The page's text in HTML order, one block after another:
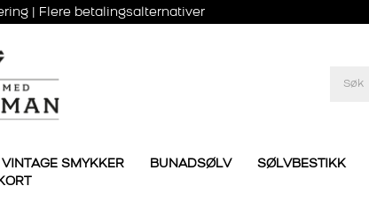
| Flere betalingsalternativer
VINTAGE SMYKKER BUNADSØLV SØLVBESTIKK